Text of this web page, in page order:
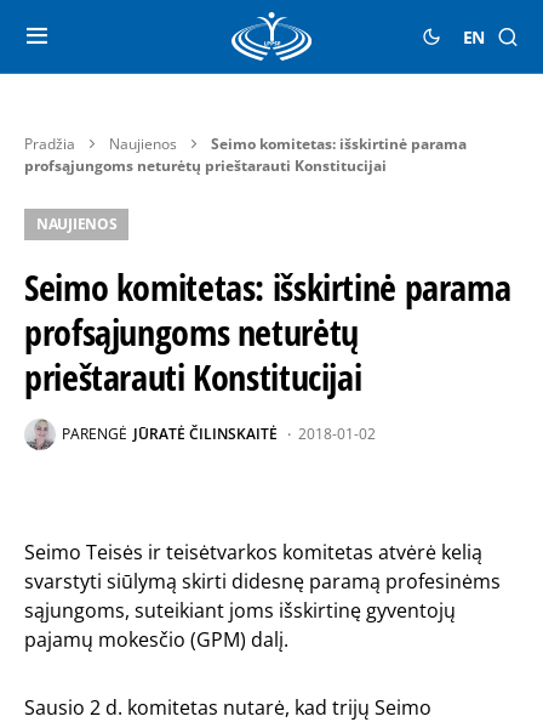
EN
Pradžia Naujienos
Seimo komitetas: išskirtinė parama
profsąjungoms neturėtų prieštarauti Konstitucijai
NAUJIENOS
Seimo komitetas: išskirtinė parama
profsąjungoms neturėtų
prieštarauti Konstitucijai
PARENGĖ JŪRATĖ ČILINSKAITĖ 2018-01-02
Seimo Teisės ir teisėtvarkos komitetas atvėrė kelią
svarstyti siūlymą skirti didesnę paramą profesinėms
sąjungoms, suteikiant joms išskirtinę gyventojų
pajamų mokesčio (GPM) dalį.
Sausio 2 d. komitetas nutarė, kad trijų Seimo